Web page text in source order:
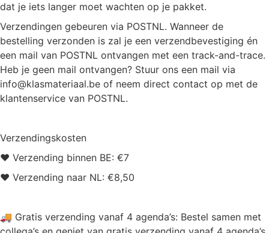
dat je iets langer moet wachten op je pakket.
Verzendingen gebeuren via POSTNL. Wanneer de
bestelling verzonden is zal je een verzendbevestiging én
een mail van POSTNL ontvangen met een track-and-trace.
Heb je geen mail ontvangen? Stuur ons een mail via
info@klasmateriaal.be of neem direct contact op met de
klantenservice van POSTNL.
Verzendingskosten​
♥ Verzending binnen BE: €7
♥ Verzending naar NL: €8,50
🚚 Gratis verzending vanaf 4 agenda’s: Bestel samen met